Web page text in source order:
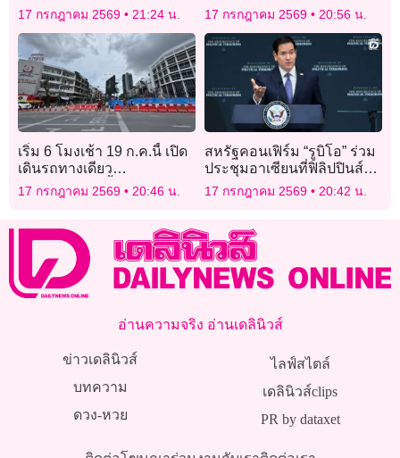
ข้อมูลทางทะเบียนกับขนส่ง
ทั่วประเทศ ฟรี!
17 กรกฎาคม 2569 21:24 น.
การเหตุปะทะ ไทย-กัมพูชา
17 กรกฎาคม 2569 20:56 น.
เริ่ม 6 โมงเช้า 19 ก.ค.นี้ เปิด
เดินรถทางเดียว
ถ.ประชาธิปก ตั้งแต่ “วงเวียน
ใหญ่-แยกบ้านแขก”
17 กรกฎาคม 2569 20:46 น.
สหรัฐคอนเฟิร์ม “รูบิโอ” ร่วม
ประชุมอาเซียนที่ฟิลิปปินส์
พร้อมพบหารือคู่เจรจา
17 กรกฎาคม 2569 20:42 น.
อ่านความจริง อ่านเดลินิวส์
ข่าวเดลินิวส์
บทความ
ดวง-หวย
ไลฟ์สไตล์
เดลินิวส์clips
PR by dataxet